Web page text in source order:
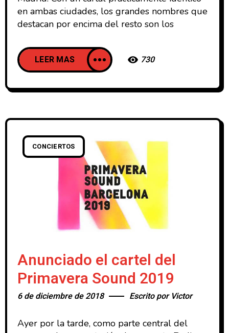
en ambas ciudades, los grandes nombres que
destacan por encima del resto son los
LEER MAS 730
CONCIERTOS
Anunciado el cartel del
Primavera Sound 2019
6 de diciembre de 2018 Escrito por Victor
Ayer por la tarde, como parte central del